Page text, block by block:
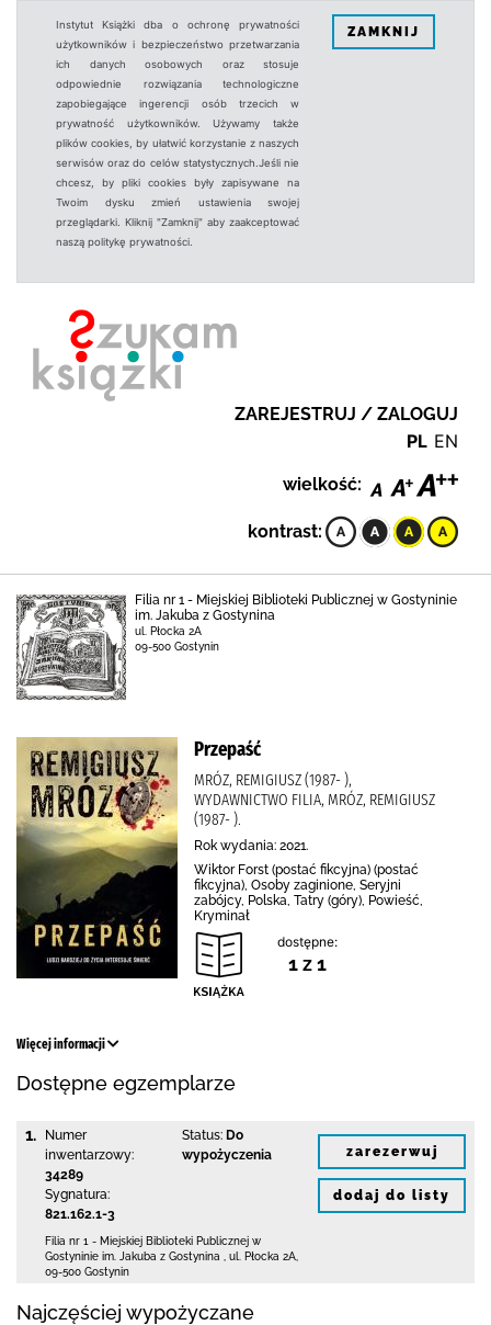
Instytut Książki dba o ochronę prywatności
użytkowników i bezpieczeństwo przetwarzania
ich danych osobowych oraz stosuje
odpowiednie rozwiązania technologiczne
zapobiegające ingerencji osób trzecich w
prywatność użytkowników. Używamy także
plików cookies, by ułatwić korzystanie z naszych
serwisów oraz do celów statystycznych.Jeśli nie
chcesz, by pliki cookies były zapisywane na
Twoim dysku zmień ustawienia swojej
przeglądarki. Kliknij "Zamknij" aby zaakceptować
naszą politykę prywatności.
ZAMKNIJ
ZAREJESTRUJ / ZALOGUJ
PL EN
wielkość:
kontrast:
Filia nr 1 - Miejskiej Biblioteki Publicznej w Gostyninie
im. Jakuba z Gostynina
ul. Płocka 2A
09-500 Gostynin
Przepaść
MRÓZ, REMIGIUSZ (1987- ),
WYDAWNICTWO FILIA, MRÓZ, REMIGIUSZ
(1987- ).
Rok wydania: 2021.
Wiktor Forst (postać fikcyjna) (postać
fikcyjna), Osoby zaginione, Seryjni
zabójcy, Polska, Tatry (góry), Powieść,
Kryminał
dostępne:
1 z 1
Więcej informacji
Dostępne egzemplarze
1.
Numer
inwentarzowy:
34289
Sygnatura:
821.162.1-3
Status: Do
wypożyczenia
Filia nr 1 - Miejskiej Biblioteki Publicznej w
Gostyninie im. Jakuba z Gostynina
ul. Płocka 2A
09-500 Gostynin
zarezerwuj
dodaj do listy
Najczęściej wypożyczane